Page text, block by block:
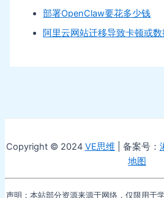
部署OpenClaw要花多少钱
阿里云网站迁移导致卡顿或
Copyright © 2024 VE思维 | 备案号：
地图
声明：本站部分资源来源于网络，仅限用于